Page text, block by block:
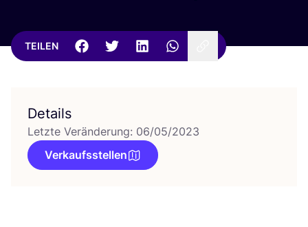
TEILEN
Details
Letzte Veränderung: 06/05/2023
Verkaufsstellen